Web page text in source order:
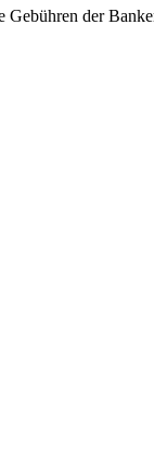
Gebühren der